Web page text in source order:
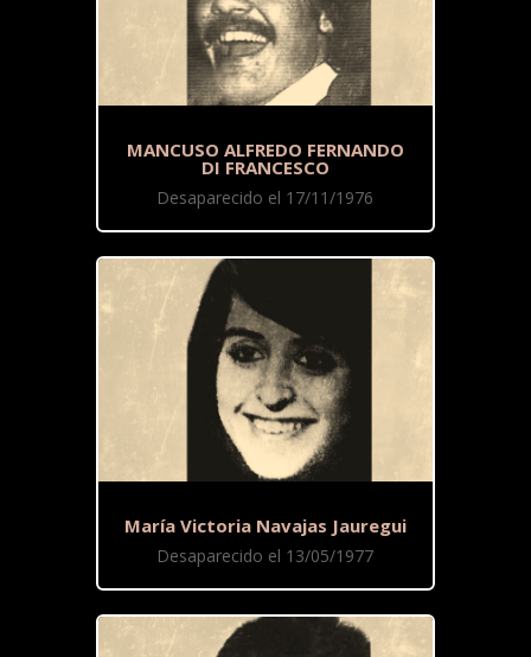
MANCUSO ALFREDO FERNANDO
DI FRANCESCO
Desaparecido el 17/11/1976
María Victoria Navajas Jauregui
Desaparecido el 13/05/1977